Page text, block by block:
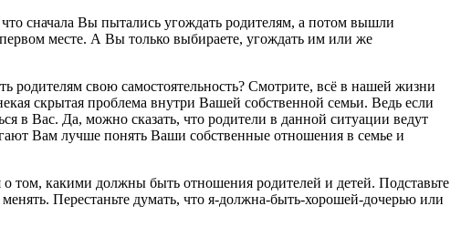
сначала Вы пытались угождать родителям, а потом вышли
месте. А Вы только выбираете, угождать им или же
свою самостоятельность? Смотрите, всё в нашей жизни
скрытая проблема внутри Вашей собственной семьи. Ведь если
в Вас. Да, можно сказать, что родители в данной ситуации ведут
Вам лучше понять Ваши собственные отношения в семье и
том, какими должны быть отношения родителей и детей. Подставьте
Перестаньте думать, что я-должна-быть-хорошей-дочерью или